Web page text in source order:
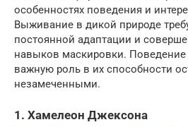
особенностях поведения и
Выживание в дикой природе
постоянной адаптации и
навыков маскировки. Поведение
важную роль в их способности
незамеченными.
1. Хамелеон Джексона